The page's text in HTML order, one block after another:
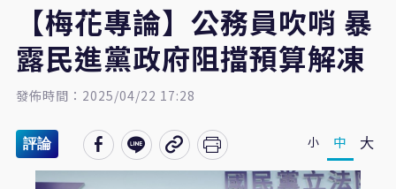
【梅花專論】公務員吹哨 暴
露民進黨政府阻擋預算解凍
發佈時間：2025/04/22 17:28
評論 小 中 大